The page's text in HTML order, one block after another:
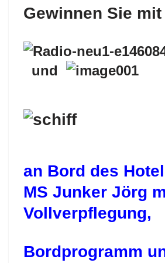
Gewinnen Sie mit
und
an Bord des
MS Junker Jörg
Vollverpflegung,
Bordprogramm